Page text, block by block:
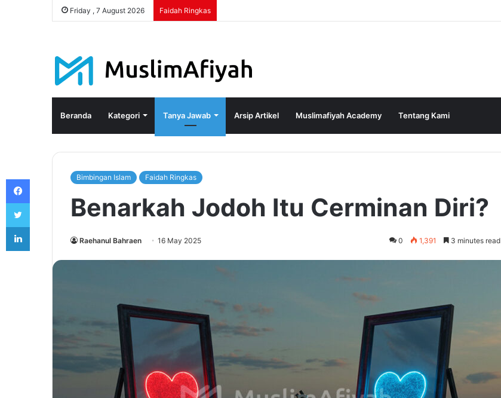
Friday , 7 August 2026 Faidah Ringkas
Beranda Kategori Tanya Jawab Arsip Artikel Muslimafiyah Academy Tentang Kami
Bimbingan Islam Faidah Ringkas
Benarkah Jodoh Itu Cerminan Diri?
Raehanul Bahraen 16 May 2025 0 1,391 3 minutes read
Facebook
Twitter
LinkedIn